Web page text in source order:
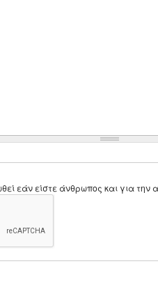
εάν είστε άνθρωπος και για